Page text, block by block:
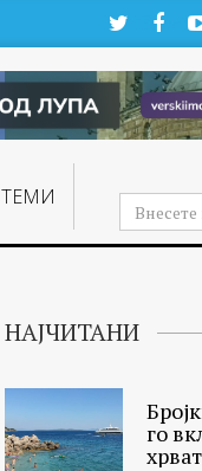
Twitter
ТЕМИ
НАЈЧИТАНИ
го